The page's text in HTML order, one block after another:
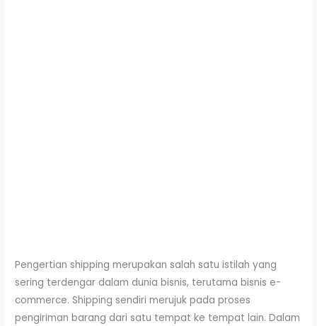
Pengertian shipping merupakan salah satu istilah yang
sering terdengar dalam dunia bisnis, terutama bisnis e-
commerce. Shipping sendiri merujuk pada proses
pengiriman barang dari satu tempat ke tempat lain. Dalam